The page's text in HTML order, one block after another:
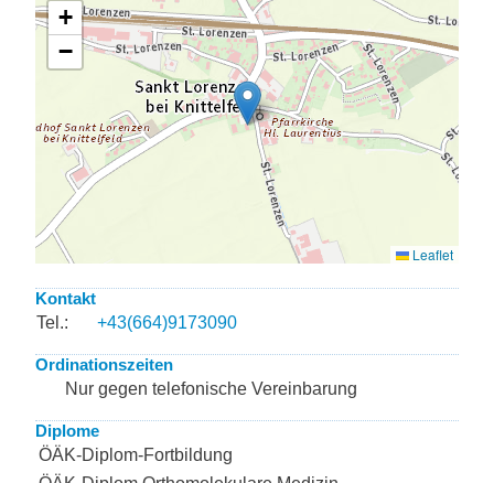
Kontakt
Tel.:
+43(664)9173090
Ordinationszeiten
Nur gegen telefonische Vereinbarung
Diplome
ÖÄK-Diplom-Fortbildung